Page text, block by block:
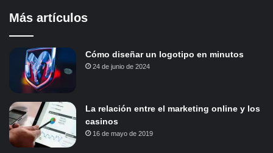
Más artículos
Cómo diseñar un logotipo en minutos
24 de junio de 2024
La relación entre el marketing online y los
casinos
16 de mayo de 2019